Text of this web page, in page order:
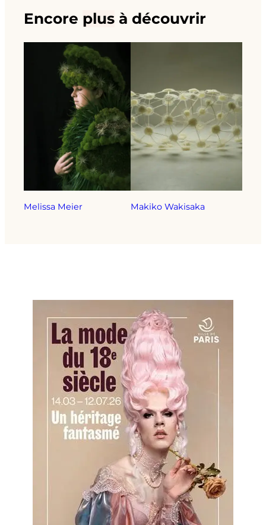
Encore plus à découvrir
Melissa Meier Makiko Wakisaka